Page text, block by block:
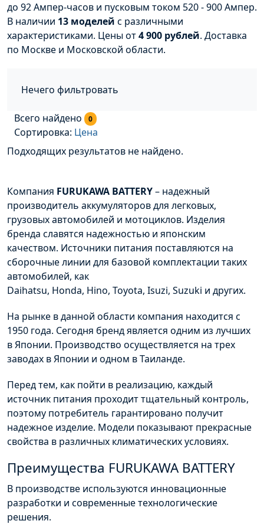
до 92 Ампер-часов и пусковым током 520 - 900 Ампер.
В наличии 13 моделей с различными
характеристиками. Цены от4 900 рублей. Доставка
по Москве и Московской области.
Нечего фильтровать
Всего найдено 0
Сортировка: Цена
Подходящих результатов не найдено.
Компания FURUKAWA BATTERY– надежный
производитель аккумуляторов для легковых,
грузовых автомобилей и мотоциклов. Изделия
бренда славятся надежностью и японским
качеством. Источники питания поставляются на
сборочные линии для базовой комплектации таких
автомобилей, как
Daihatsu, Honda, Hino, Toyota, Isuzi, Suzuki и других.
На рынке в данной области компания находится с
1950 года. Сегодня бренд является одним из лучших
в Японии. Производство осуществляется на трех
заводах в Японии и одном в Таиланде.
Перед тем, как пойти в реализацию, каждый
источник питания проходит тщательный контроль,
поэтому потребитель гарантировано получит
надежное изделие. Модели показывают прекрасные
свойства в различных климатических условиях.
Преимущества FURUKAWA BATTERY
В производстве используются инновационные
разработки и современные технологические
решения.